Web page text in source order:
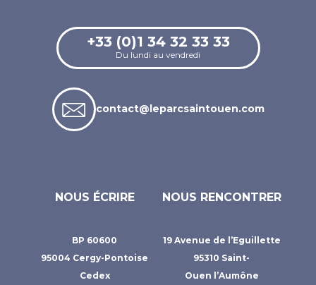
+33 (0)1 34 32 33 33
Du lundi au vendredi
contact@leparcsaintouen.com
NOUS ÉCRIRE
BP 60600
95004 Cergy-Pontoise
Cedex
NOUS RENCONTRER
19 Avenue de l’Eguillette
95310 Saint-
Ouen l’Aumône